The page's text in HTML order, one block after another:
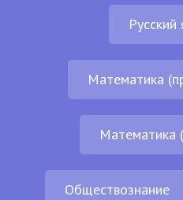
Русский
Математика
Математика
Обществознание